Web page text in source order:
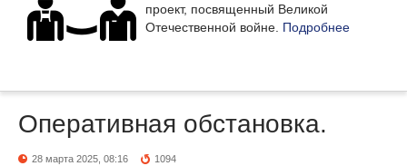
проект, посвященный Великой
Отечественной войне. Подробнее
Оперативная обстановка.
28 марта 2025, 08:16 1094